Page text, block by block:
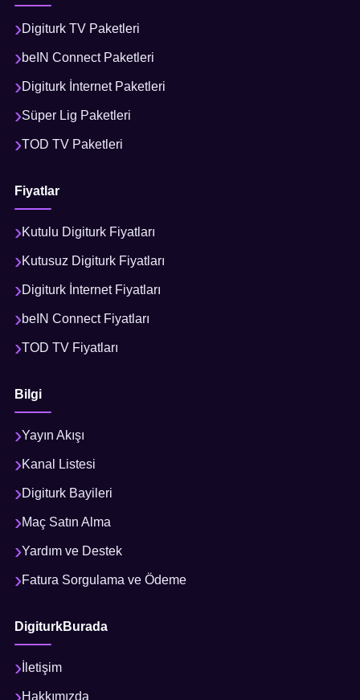
Digiturk TV Paketleri
beIN Connect Paketleri
Digiturk İnternet Paketleri
Süper Lig Paketleri
TOD TV Paketleri
Fiyatlar
Kutulu Digiturk Fiyatları
Kutusuz Digiturk Fiyatları
Digiturk İnternet Fiyatları
beIN Connect Fiyatları
TOD TV Fiyatları
Bilgi
Yayın Akışı
Kanal Listesi
Digiturk Bayileri
Maç Satın Alma
Yardım ve Destek
Fatura Sorgulama ve Ödeme
DigiturkBurada
İletişim
Hakkımızda